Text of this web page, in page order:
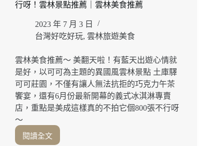
行呀！雲林景點推薦｜雲林美食推薦
2023 年 7 月 3 日
台灣好吃好玩, 雲林旅遊美食
雲林美食推薦～ 美翻天啦！有藍天出遊心情就
是好，以可可為主題的異國風雲林景點 土庫驛
可可莊園，不僅有讓人無法抗拒的巧克力午茶
饗宴，還有6月份最新開幕的義式冰淇淋專賣
店，重點是美成這樣真的不拍它個800張不行呀
～
閱讀全文
幸